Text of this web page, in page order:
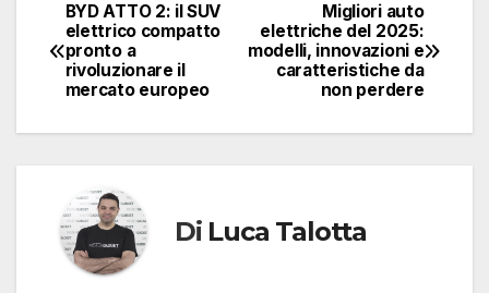
Navigazione
articoli
Migliori auto
elettriche del 2025:
modelli, innovazioni e
caratteristiche da
non perdere
BYD ATTO 2: il SUV
elettrico compatto
pronto a
rivoluzionare il
mercato europeo
Di Luca Talotta